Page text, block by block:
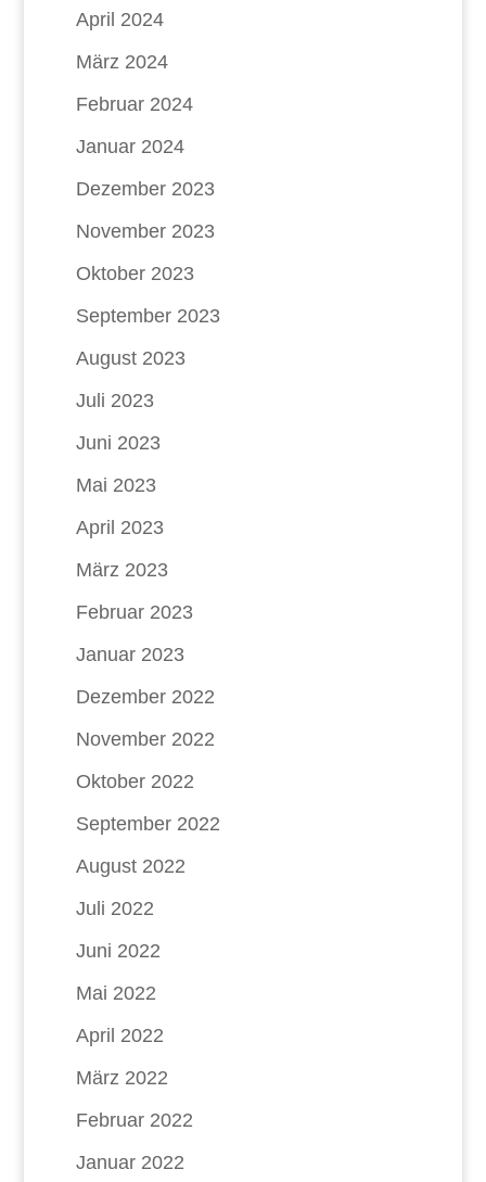
April 2024
März 2024
Februar 2024
Januar 2024
Dezember 2023
November 2023
Oktober 2023
September 2023
August 2023
Juli 2023
Juni 2023
Mai 2023
April 2023
März 2023
Februar 2023
Januar 2023
Dezember 2022
November 2022
Oktober 2022
September 2022
August 2022
Juli 2022
Juni 2022
Mai 2022
April 2022
März 2022
Februar 2022
Januar 2022